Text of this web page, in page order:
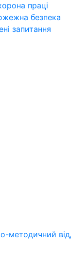
праці
безпека
запитання
методичний